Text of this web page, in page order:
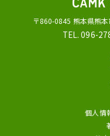
〒860-0845 熊本県熊
TEL. 096-
個人情